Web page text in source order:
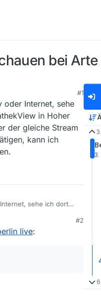
bei
#1
oder Internet, sehe
in Hoher
der gleiche Stream
kann ich
sehe ich dort
linear-Schauen,
Habe bei Arte gefragt
#2
live:
3.